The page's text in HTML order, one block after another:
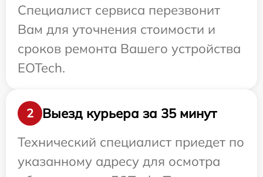
Специалист сервиса перезвонит
Вам для уточнения стоимости и
сроков ремонта Вашего устройства
EOTech.
2
Выезд курьера за 35 минут
Технический специалист приедет по
указанному адресу для осмотра